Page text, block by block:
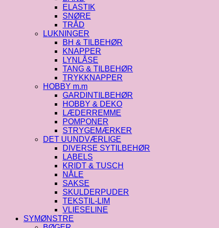
ELASTIK
SNØRE
TRÅD
LUKNINGER
BH & TILBEHØR
KNAPPER
LYNLÅSE
TANG & TILBEHØR
TRYKKNAPPER
HOBBY m.m
GARDINTILBEHØR
HOBBY & DEKO
LÆDERREMME
POMPONER
STRYGEMÆRKER
DET UUNDVÆRLIGE
DIVERSE SYTILBEHØR
LABELS
KRIDT & TUSCH
NÅLE
SAKSE
SKULDERPUDER
TEKSTIL-LIM
VLIESELINE
SYMØNSTRE